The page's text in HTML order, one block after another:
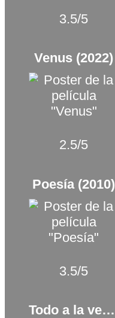
3.5/5
Venus (2022)
2.5/5
Poesía (2010)
3.5/5
Todo a la vez en todas partes (2022)